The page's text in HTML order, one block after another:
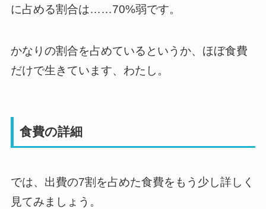
に占める割合は……70%弱です。
かなりの割合を占めているというか、ほぼ食費
だけで生きています、わたし。
食費の詳細
では、出費の7割を占めた食費をもう少し詳しく
見てみましょう。